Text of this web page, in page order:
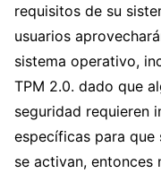
requisitos de su
usuarios
sistema operativo,
TPM 2.0. dado que
seguridad requieren
específicas para que
se activan, entonces